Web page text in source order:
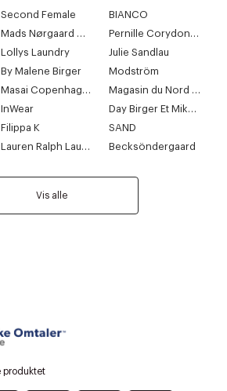
Second Female
BIANCO
Mads Nørgaard Copenhagen
Pernille Corydon Jewellery
Lollys Laundry
Julie Sandlau
By Malene Birger
Modström
Masai Copenhagen
Magasin du Nord Collection
InWear
Day Birger Et Mikkelsen
Filippa K
SAND
Lauren Ralph Lauren Becksöndergaard
Vis alle